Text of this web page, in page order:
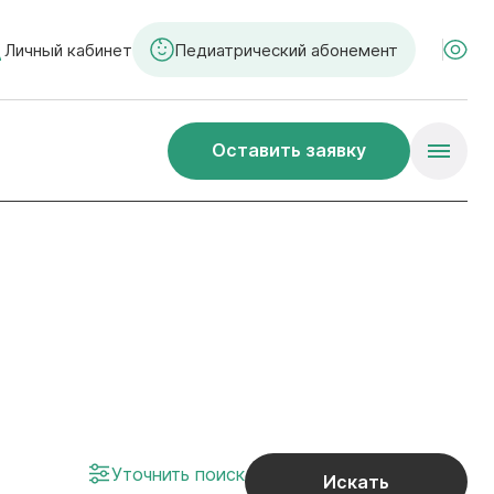
Личный кабинет Педиатрический абонемент
Оставить заявку
Уточнить поиск Искать